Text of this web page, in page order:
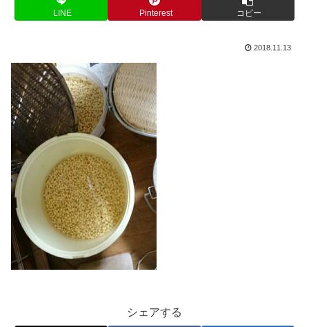
LINE Pinterest コピー
2018.11.13
シェアする